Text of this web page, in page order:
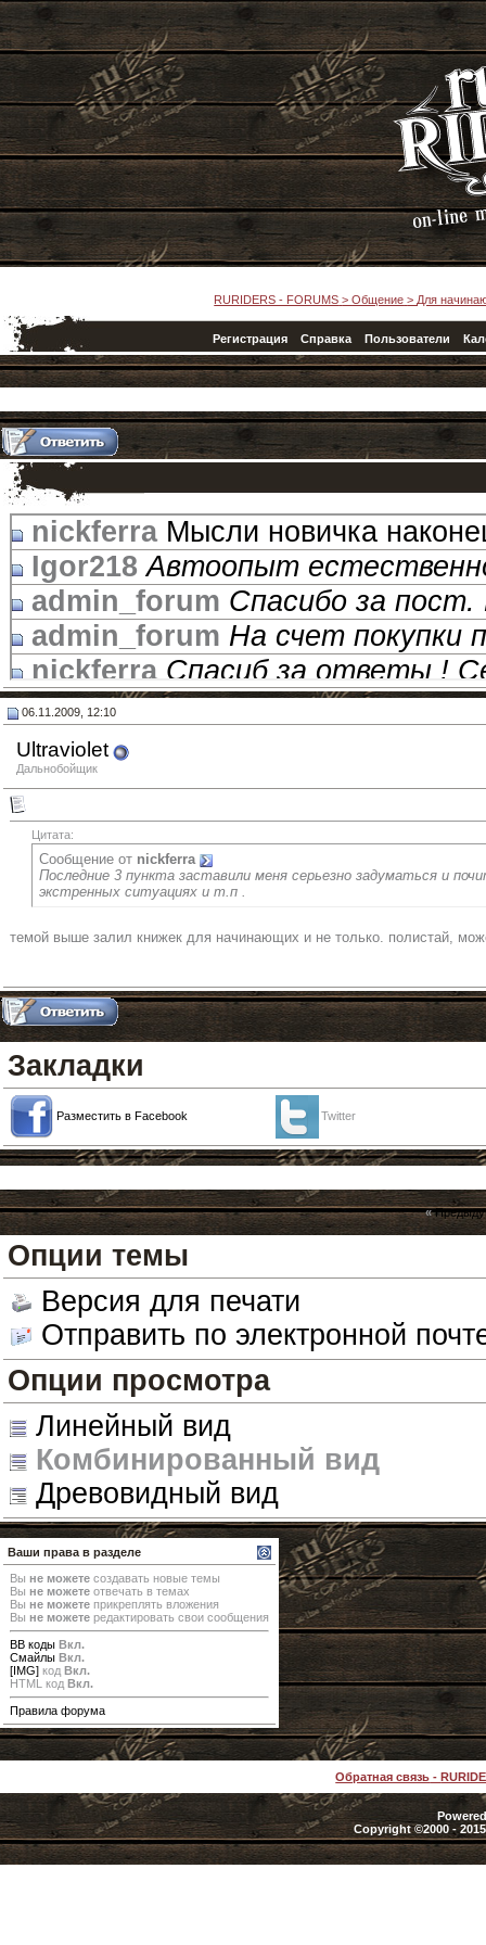
RURIDERS - FORUMS >Общение > Для
Регистрация Справка Пользователи
nickferra Мысли новичка
Igor218 Автоопыт
admin_forum Спасибо за
admin_forum На счет покупки
nickferra Спасиб за ответы !
Igor218 Потому что Харлей
Petrovich
nickferra
admin_forum А чего сразу не
ChicagO Не изменяй мечте
nickferra
Igor218 Бери с 88-м твинкамом
Ultraviolet темой выше залил
06.11.2009, 12:10
Ultraviolet
Дальнобойщик
Цитата:
Сообщение от nickferra
Последние 3 пункта заставили меня серьезно задуматься и
экстренных ситуациях и т.п .
темой выше залил книжек для начинающих и не только. полистай,
Закладки
Разместить в Facebook Twitter
«
Опции темы
Версия для печати
Отправить по электронной
Опции просмотра
Линейный вид
Комбинированный вид
Древовидный вид
Ваши права в разделе
Вы не можете создавать новые темы
Вы не можете отвечать в темах
Вы не можете прикреплять вложения
Вы не можете редактировать свои сообщения
BB коды Вкл.
Смайлы Вкл.
[IMG] код Вкл.
HTML код Вкл.
Правила форума
Обратная связь -
Copyright ©2000 -